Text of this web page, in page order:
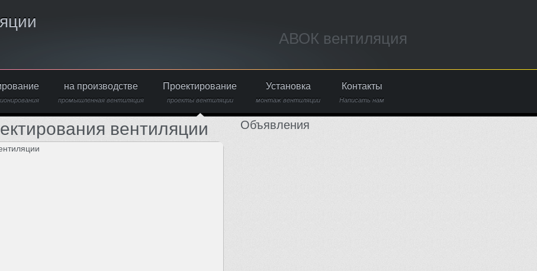
АВОК вентиляция
на производстве
промышленная вентиляция
Проектирование
проекты вентиляции
Установка
монтаж вентиляции
Контакты
Написать нам
вентиляции Объявления